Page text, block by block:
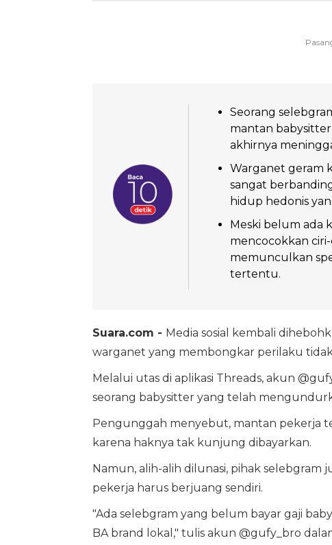
Seorang
mantan
akhirnya
Warganet geram
sangat
hidup hedonis
Meski belum ada
mencocokkan
memunculkan
tertentu.
Suara.com - Media sosial kembali
warganet yang membongkar perilaku
Melalui utas di aplikasi Threads, akun
seorang babysitter yang telah
Pengunggah menyebut, mantan pekerja
karena haknya tak kunjung dibayarkan.
Namun, alih-alih dilunasi, pihak
pekerja harus berjuang sendiri.
"Ada selebgram yang belum bayar gaji
BA brand lokal," tulis akun @gufy_bro